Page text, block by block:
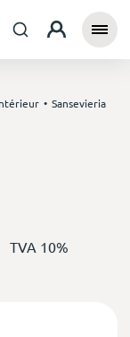
Sansevieria
TVA 10%